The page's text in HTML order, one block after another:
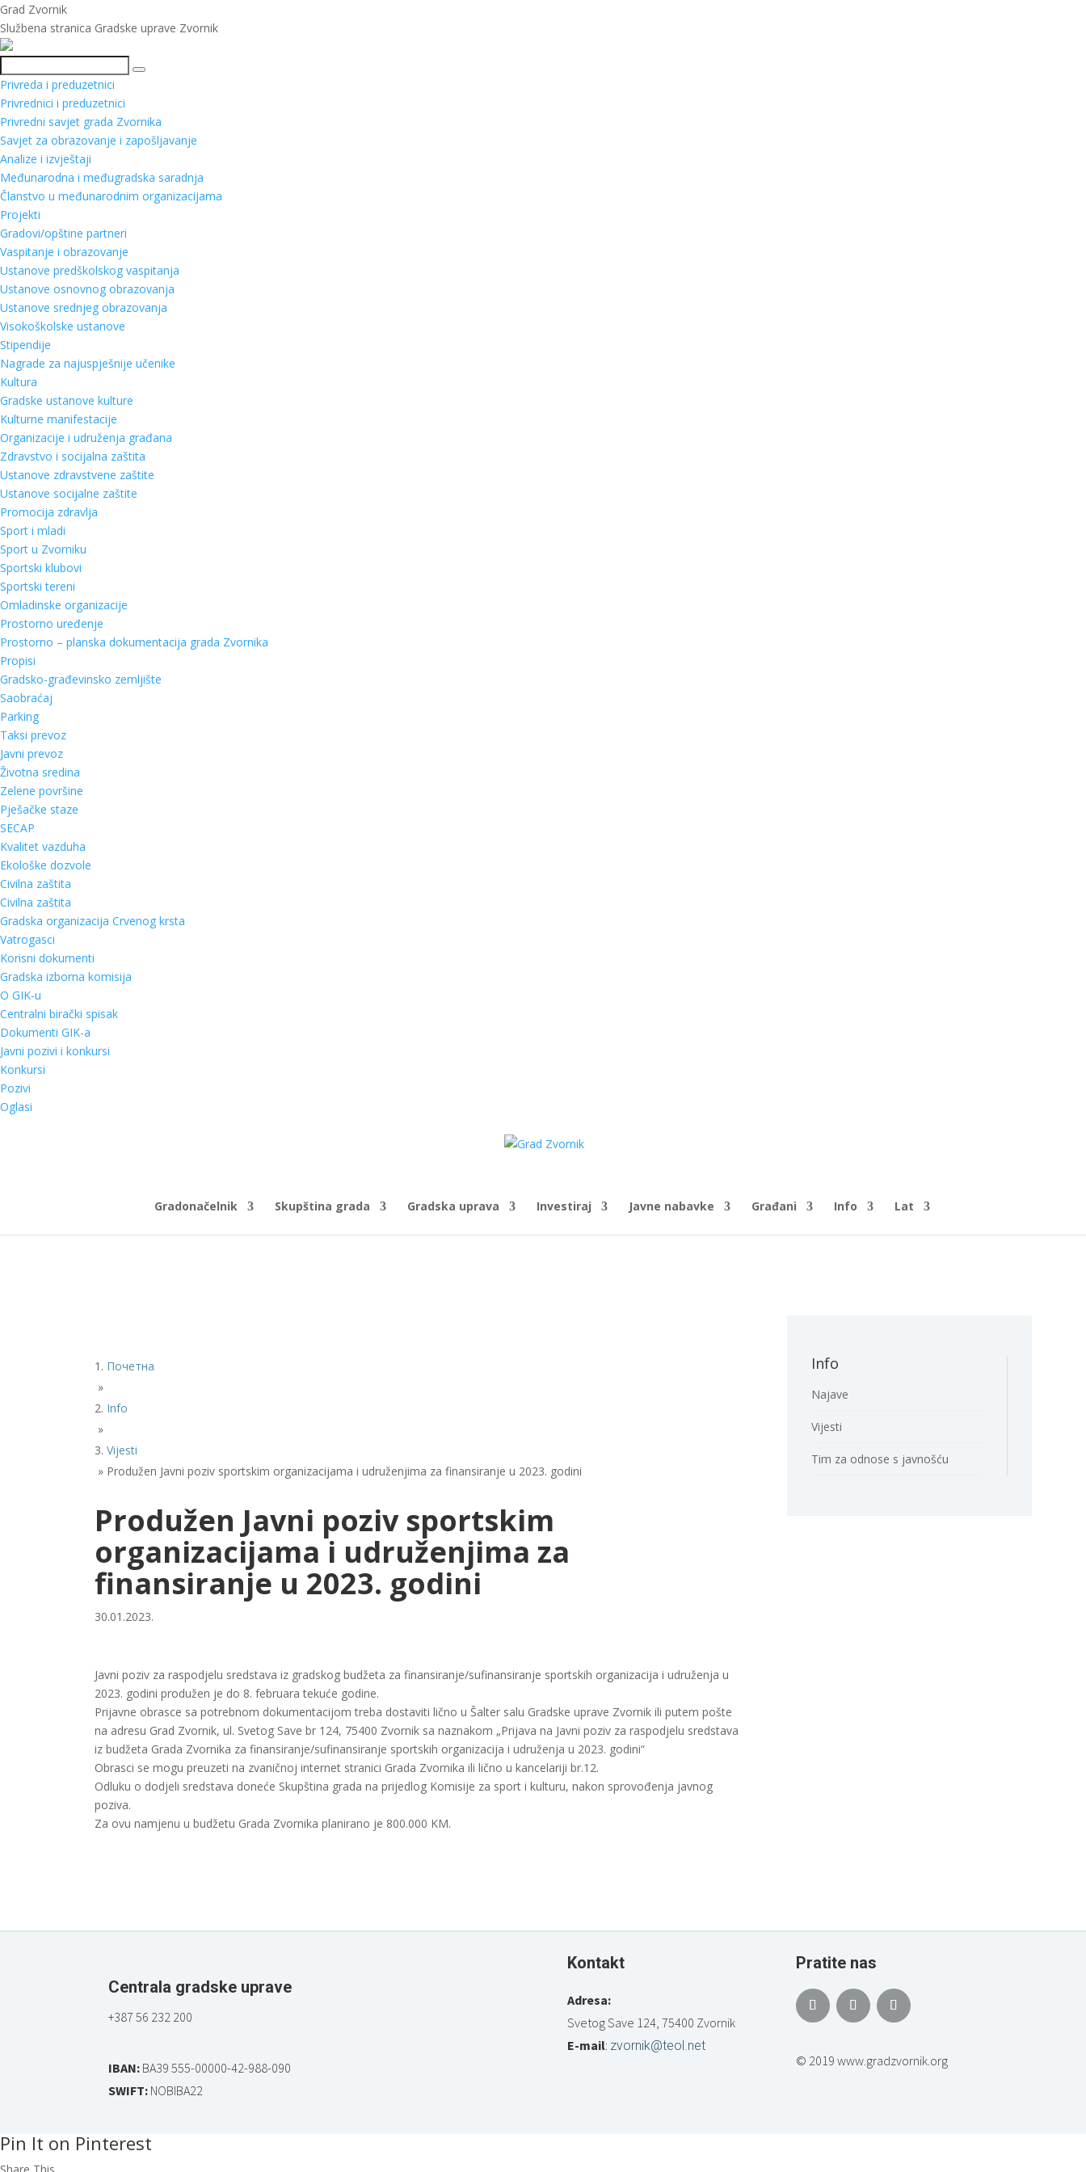
Grad Zvornik
Službena stranica Gradske uprave Zvornik
Pretraga
Privreda i preduzetnici
Privrednici i preduzetnici
Privredni savjet grada Zvornika
Savjet za obrazovanje i zapošljavanje
Analize i izvještaji
Međunarodna i međugradska saradnja
Članstvo u međunarodnim organizacijama
Projekti
Gradovi/opštine partneri
Vaspitanje i obrazovanje
Ustanove predškolskog vaspitanja
Ustanove osnovnog obrazovanja
Ustanove srednjeg obrazovanja
Visokoškolske ustanove
Stipendije
Nagrade za najuspješnije učenike
Kultura
Gradske ustanove kulture
Kulturne manifestacije
Organizacije i udruženja građana
Zdravstvo i socijalna zaštita
Ustanove zdravstvene zaštite
Ustanove socijalne zaštite
Promocija zdravlja
Sport i mladi
Sport u Zvorniku
Sportski klubovi
Sportski tereni
Omladinske organizacije
Prostorno uređenje
Prostorno – planska dokumentacija grada Zvornika
Propisi
Gradsko-građevinsko zemljište
Saobraćaj
Parking
Taksi prevoz
Javni prevoz
Životna sredina
Zelene površine
Pješačke staze
SECAP
Kvalitet vazduha
Ekološke dozvole
Civilna zaštita
Civilna zaštita
Gradska organizacija Crvenog krsta
Vatrogasci
Korisni dokumenti
Gradska izborna komisija
O GIK-u
Centralni birački spisak
Dokumenti GIK-a
Javni pozivi i konkursi
Konkursi
Pozivi
Oglasi
Gradonačelnik Skupština grada Gradska uprava Investiraj Javne nabavke Građani Info Lat
Почетна
»
Info
»
Vijesti
» Produžen Javni poziv sportskim organizacijama i udruženjima za finansiranje u 2023. godini
Produžen Javni poziv sportskim
organizacijama i udruženjima za
finansiranje u 2023. godini
30.01.2023.
Javni poziv za raspodjelu sredstava iz gradskog budžeta za finansiranje/sufinansiranje sportskih organizacija i udruženja u
2023. godini produžen je do 8. februara tekuće godine.
Prijavne obrasce sa potrebnom dokumentacijom treba dostaviti lično u Šalter salu Gradske uprave Zvornik ili putem pošte
na adresu Grad Zvornik, ul. Svetog Save br 124, 75400 Zvornik sa naznakom „Prijava na Javni poziv za raspodjelu sredstava
iz budžeta Grada Zvornika za finansiranje/sufinansiranje sportskih organizacija i udruženja u 2023. godini“
Obrasci se mogu preuzeti na zvaničnoj internet stranici Grada Zvornika ili lično u kancelariji br.12.
Odluku o dodjeli sredstava doneće Skupština grada na prijedlog Komisije za sport i kulturu, nakon sprovođenja javnog
poziva.
Za ovu namjenu u budžetu Grada Zvornika planirano je 800.000 KM.
Info
Najave
Vijesti
Tim za odnose s javnošću
Centrala gradske uprave
+387 56 232 200
IBAN: BA39 555-00000-42-988-090
SWIFT: NOBIBA22
Kontakt
Adresa:
Svetog Save 124, 75400 Zvornik
E-mail: zvornik@teol.net
Pratite nas
© 2019 www.gradzvornik.org
Pin It on Pinterest
Share This